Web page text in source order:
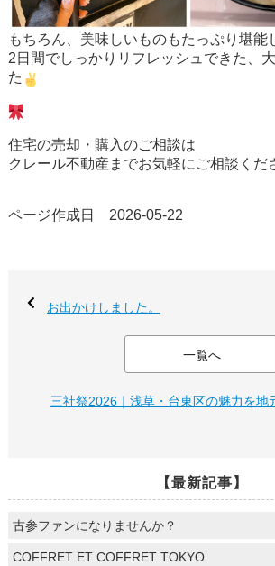
もちろん、美味しいものもたっぷり堪能
2日間でしっかりリフレッシュできた、
た
住宅の売却・購入のご相談は
クレール不動産までお気軽にご相談くだ
ページ作成日 2026-05-22
お出かけしました。
一覧へ
三社祭2026｜浅草・台東区の魅力を地
【最新記事】
古参ファンになりませんか？
COFFRET ET COFFRET TOKYO